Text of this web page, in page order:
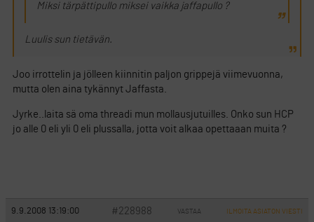
Miksi tärpättipullo miksei vaikka jaffapullo ?
Luulis sun tietävän.
Joo irrottelin ja jölleen kiinnitin paljon grippejä viimevuonna,
mutta olen aina tykännyt Jaffasta.
Jyrke..laita sä oma threadi mun mollausjutuilles. Onko sun HCP
jo alle 0 eli yli 0 eli plussalla, jotta voit alkaa opettaaan muita ?
9.9.2008 13:19:00 #228988 VASTAA ILMOITA ASIATON VIESTI